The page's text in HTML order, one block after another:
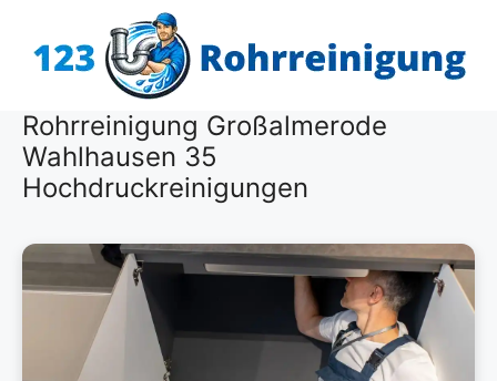
Inhalt
Rohrreinigung Großalmerode
Wahlhausen 35
Hochdruckreinigungen